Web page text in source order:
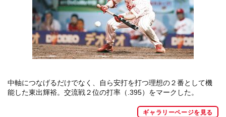
中軸につなげるだけでなく、自ら安打を打つ理想の２番として機
能した東出輝裕。交流戦２位の打率（.395）をマークした。
ギャラリーページを見る